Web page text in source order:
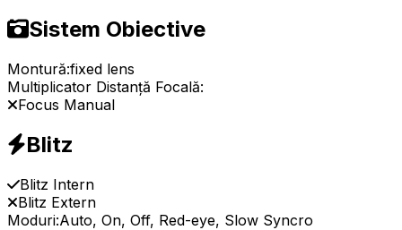
Sistem Obiective
Montură:fixed lens
Multiplicator Distanță Focală:
Focus Manual
Blitz
Blitz Intern
Blitz Extern
Moduri:Auto, On, Off, Red-eye, Slow Syncro